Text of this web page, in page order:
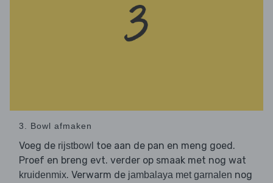
3. Bowl afmaken
Voeg de rijstbowl toe aan de pan en meng goed.
Proef en breng evt. verder op smaak met nog wat
kruidenmix. Verwarm de jambalaya met garnalen nog